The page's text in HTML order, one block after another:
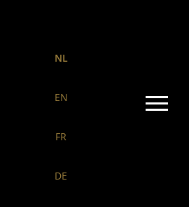
NL
EN
FR
DE